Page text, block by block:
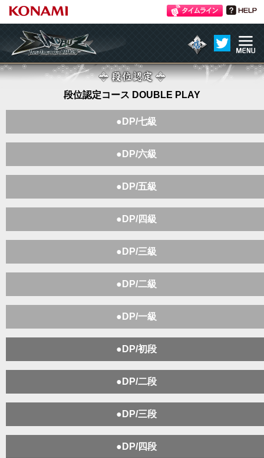
IIDX 24 SINOBUZ
NU
段位認定コース DOUBLE PLAY
●DP/七級
●DP/六級
●DP/五級
●DP/四級
●DP/三級
●DP/二級
●DP/一級
●DP/初段
●DP/二段
●DP/三段
●DP/四段